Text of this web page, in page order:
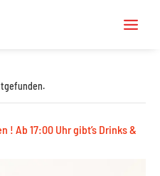
! Ab 17:00 Uhr gibt’s Drinks &